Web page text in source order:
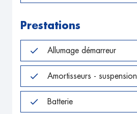
Prestations
Allumage démarreur
Amortisseurs - suspension
Batterie